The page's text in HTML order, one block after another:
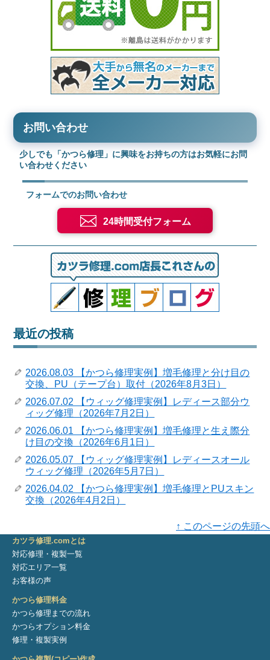
お問い合わせ
少しでも「かつら修理」に興味をお持ちの方はお気軽にお問
い合わせください
フォームでのお問い合わせ
24時間受付フォーム
最近の投稿
2026.08.03 【かつら修理実例】増毛修理と分け目の
交換、PU（テープ台）取付（2026年8月3日）
2026.07.02 【ウィッグ修理実例】レディース部分ウ
ィッグ修理（2026年7月2日）
2026.06.01 【かつら修理実例】増毛修理と生え際分
け目の交換（2026年6月1日）
2026.05.07 【ウィッグ修理実例】レディースオール
ウィッグ修理（2026年5月7日）
2026.04.02 【かつら修理実例】増毛修理とPUスキン
交換（2026年4月2日）
↑ このページの先頭へ
カツラ修理.comとは
対応修理・複製一覧
対応エリア一覧
お客様の声
かつら修理料金
かつら修理までの流れ
かつらオプション料金
修理・複製実例